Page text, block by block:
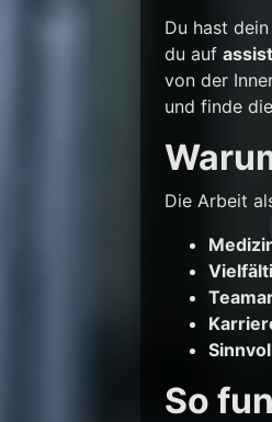
Du hast
du auf
von der
und finde
Die Arbeit
So